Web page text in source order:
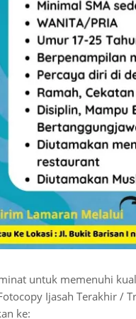
untuk memenuhi
Ijasah Terakhir /
ke: